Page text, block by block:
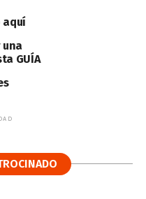
aquí
una
GUÍA